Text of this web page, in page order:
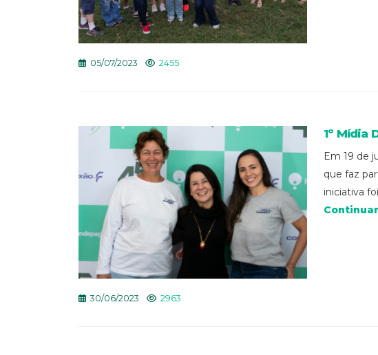
05/07/2023 2455
1º Mídia
Em 19 de
que faz
iniciativa
30/06/2023 2963